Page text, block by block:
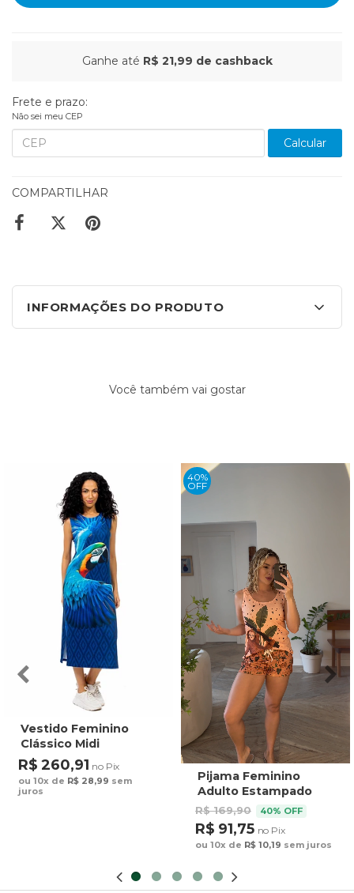
Ganhe até R$ 21,99 de cashback
Frete e prazo:
Não sei meu CEP
Calcular
COMPARTILHAR
INFORMAÇÕES DO PRODUTO
Você também vai gostar
Vestido Feminino
Clássico Midi
Estampado Maxi
Arara Fundo Azul
R$ 260,91 no Pix
ou 10x de R$ 28,99 sem
juros
40%
OFF
Pijama Feminino
Adulto Estampado
Preguiça Tucano
Fundo Marrom
R$ 169,90 40% OFF
R$ 91,75 no Pix
ou 10x de R$ 10,19 sem juros